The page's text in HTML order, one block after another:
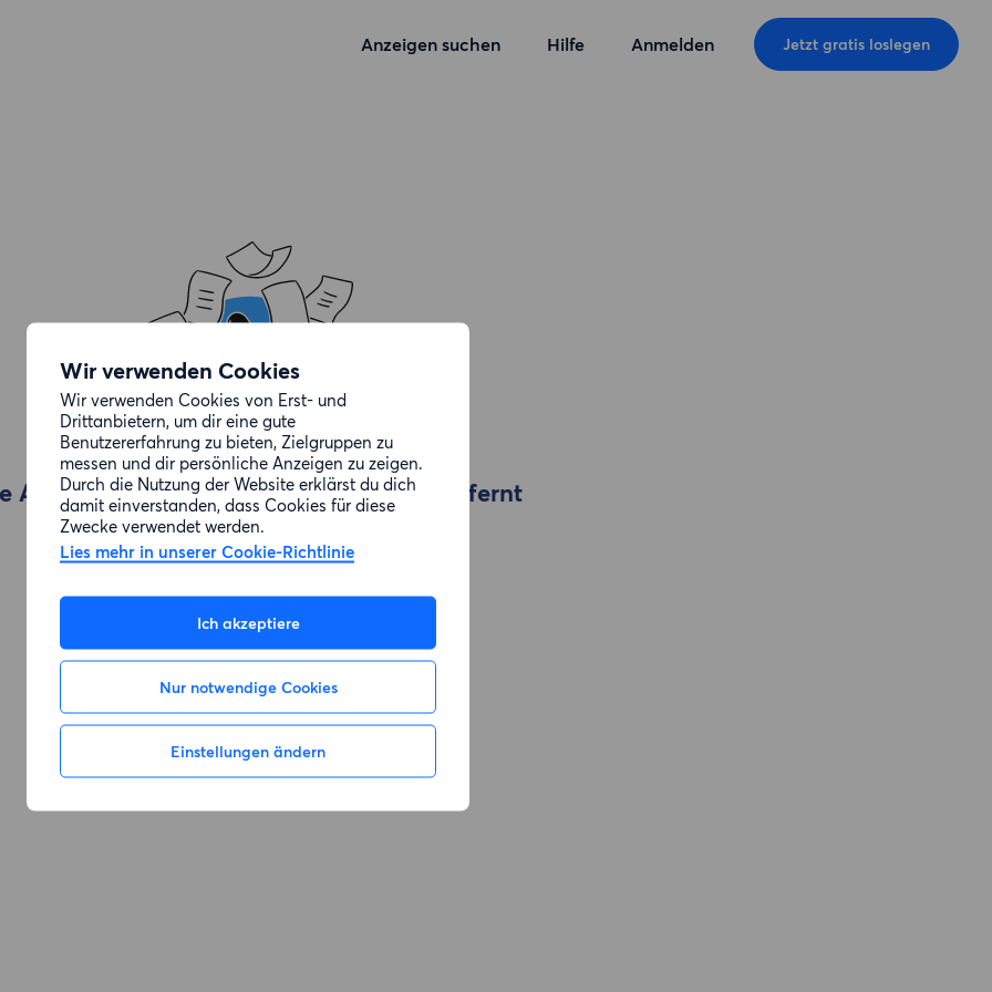
Wir verwenden Cookies
Wir verwenden Cookies von Erst- und
Drittanbietern, um dir eine gute
Benutzererfahrung zu bieten, Zielgruppen zu
messen und dir persönliche Anzeigen zu zeigen.
Durch die Nutzung der Website erklärst du dich
damit einverstanden, dass Cookies für diese
Zwecke verwendet werden.
Lies mehr in unserer Cookie-Richtlinie
Ich akzeptiere
Nur notwendige Cookies
Einstellungen ändern
Anzeigen suchen Hilfe Anmelden Jetzt gratis loslegen
Anzeige, die du gesucht hast, wurde entfernt